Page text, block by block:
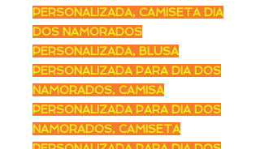
PERSONALIZADA, CAMISETA DIA
DOS NAMORADOS
PERSONALIZADA, BLUSA
PERSONALIZADA PARA DIA DOS
NAMORADOS, CAMISA
PERSONALIZADA PARA DIA DOS
NAMORADOS, CAMISETA